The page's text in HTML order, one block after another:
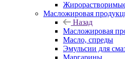
Масложировая
Назад
Масложировая
Масло, спреды
Эмульсии для
Маргарины